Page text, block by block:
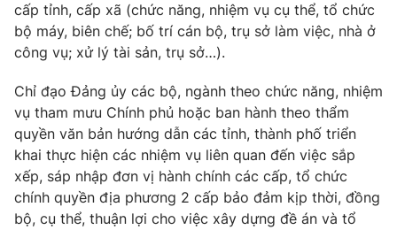
Chuyên mục khác
Emagazine Podcast
Photo Infographic
Video Shorts video
VTV Money VTV Thể thao
cấp tỉnh, cấp xã (chức năng, nhiệm vụ cụ thể, tổ chức
bộ máy, biên chế; bố trí cán bộ, trụ sở làm việc, nhà ở
công vụ; xử lý tài sản, trụ sở…).
Chỉ đạo Đảng ủy các bộ, ngành theo chức năng, nhiệm
vụ tham mưu Chính phủ hoặc ban hành theo thẩm
quyền văn bản hướng dẫn các tỉnh, thành phố triển
khai thực hiện các nhiệm vụ liên quan đến việc sắp
xếp, sáp nhập đơn vị hành chính các cấp, tổ chức
chính quyền địa phương 2 cấp bảo đảm kịp thời, đồng
bộ, cụ thể, thuận lợi cho việc xây dựng đề án và tổ